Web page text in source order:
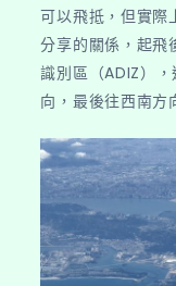
可以飛抵，但實際
分享的關係，起飛
識別區（ADIZ）
向，最後往西南方